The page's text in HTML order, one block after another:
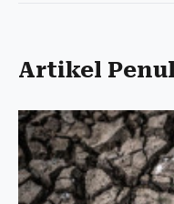
Artikel